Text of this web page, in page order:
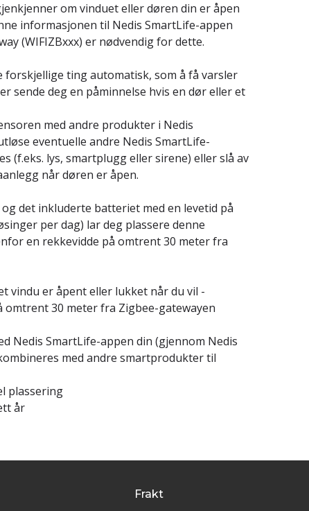
om vinduet eller døren din er åpen
informasjonen til Nedis SmartLife-appen
(WIFIZBxxx) er nødvendig for dette.
forskjellige ting automatisk, som å få varsler
sende deg en påminnelse hvis en dør eller et
med andre produkter i Nedis
eventuelle andre Nedis SmartLife-
(f.eks. lys, smartplugg eller sirene) eller slå av
når døren er åpen.
det inkluderte batteriet med en levetid på
per dag) lar deg plassere denne
en rekkevidde på omtrent 30 meter fra
vindu er åpent eller lukket når du vil -
omtrent 30 meter fra Zigbee-gatewayen
Nedis SmartLife-appen din (gjennom Nedis
med andre smartprodukter til
plassering
år
Frakt